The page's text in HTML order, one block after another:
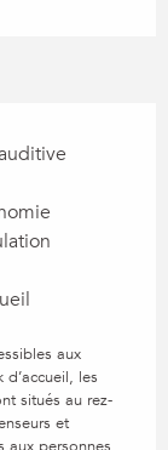
aux
les
situés au rez-
et